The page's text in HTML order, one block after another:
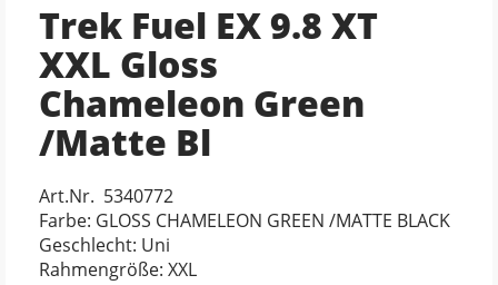
Trek Fuel EX 9.8 XT
XXL Gloss
Chameleon Green
/Matte Bl
Art.Nr. 5340772
Farbe: GLOSS CHAMELEON GREEN /MATTE BLACK
Geschlecht: Uni
Rahmengröße: XXL